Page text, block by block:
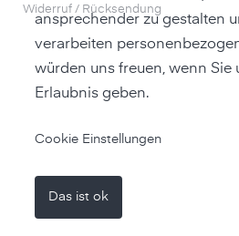
Widerruf / Rücksendung
ansprechender zu gestalten
verarbeiten
würden uns freuen, wenn Sie
Erlaubnis geben.
Cookie Einstellungen
Das ist ok